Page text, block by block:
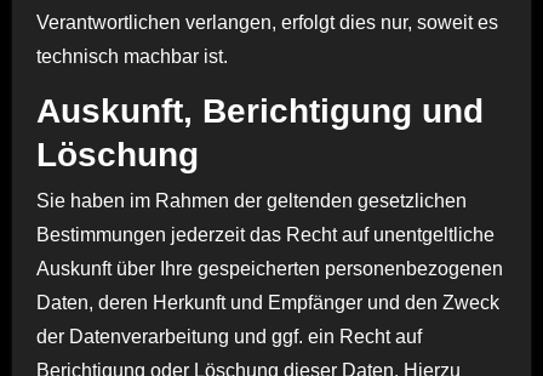
Verantwortlichen verlangen, erfolgt dies nur, soweit es
technisch machbar ist.
Auskunft, Berichtigung und
Löschung
Sie haben im Rahmen der geltenden gesetzlichen
Bestimmungen jederzeit das Recht auf unentgeltliche
Auskunft über Ihre gespeicherten personenbezogenen
Daten, deren Herkunft und Empfänger und den Zweck
der Datenverarbeitung und ggf. ein Recht auf
Berichtigung oder Löschung dieser Daten. Hierzu